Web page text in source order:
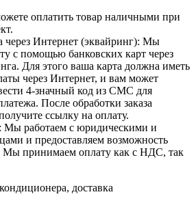
оплатить товар наличными при
через Интернет (эквайринг): Мы
с помощью банковских карт через
Для этого ваша карта должна иметь
через Интернет, и вам может
4-значный код из СМС для
После обработки заказа
ссылку на оплату.
Мы работаем с юридическими и
и предоставляем возможность
Мы принимаем оплату как с НДС, так
доставка